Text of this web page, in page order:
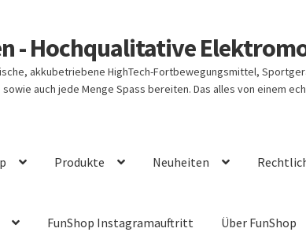
- Hochqualitative
akkubetriebene HighTech-Fortbewegungsmittel,
auch jede Menge Spass bereiten. Das alles von einem
Produkte Neuheiten
FunShop Instagramauftritt Über FunShop